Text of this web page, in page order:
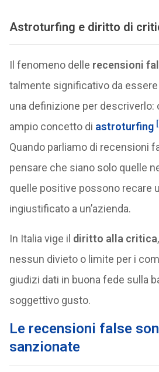
Astroturfing e diritto di
Il fenomeno delle recensioni
talmente significativo da
una definizione per descriverlo:
ampio concetto di astroturfing
Quando parliamo di recensioni
pensare che siano solo quelle
quelle positive possono recare
ingiustificato a un’azienda.
In Italia vige il diritto alla critica
nessun divieto o limite per i
giudizi dati in buona fede sulla
soggettivo gusto.
Le recensioni false
sanzionate